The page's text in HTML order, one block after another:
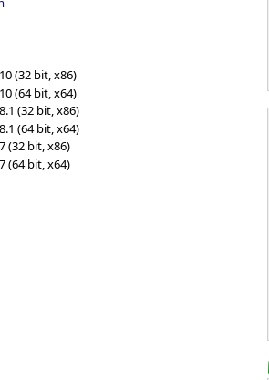
(32 bit, x86)
(64 bit, x64)
(32 bit, x86)
(64 bit, x64)
(32 bit, x86)
(64 bit, x64)